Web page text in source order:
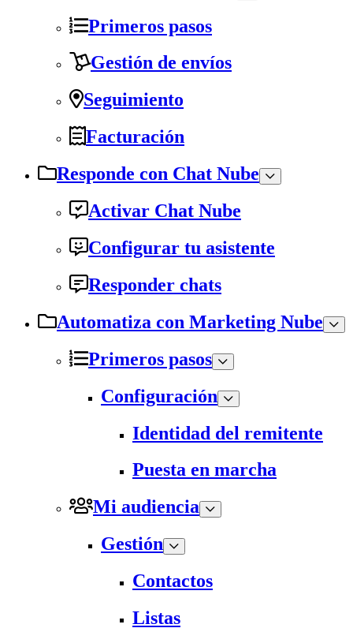
Primeros pasos
Gestión de envíos
Seguimiento
Facturación
Responde con Chat Nube
Activar Chat Nube
Configurar tu asistente
Responder chats
Automatiza con Marketing Nube
Primeros pasos
Configuración
Identidad del remitente
Puesta en marcha
Mi audiencia
Gestión
Contactos
Listas